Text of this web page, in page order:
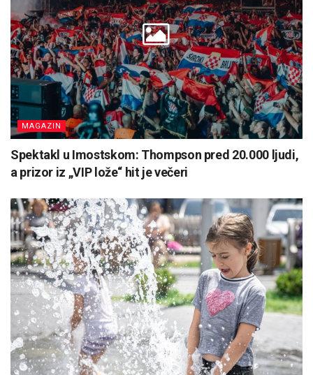
MAGAZIN
Spektakl u Imostskom: Thompson pred 20.000 ljudi,
a prizor iz „VIP lože“ hit je večeri